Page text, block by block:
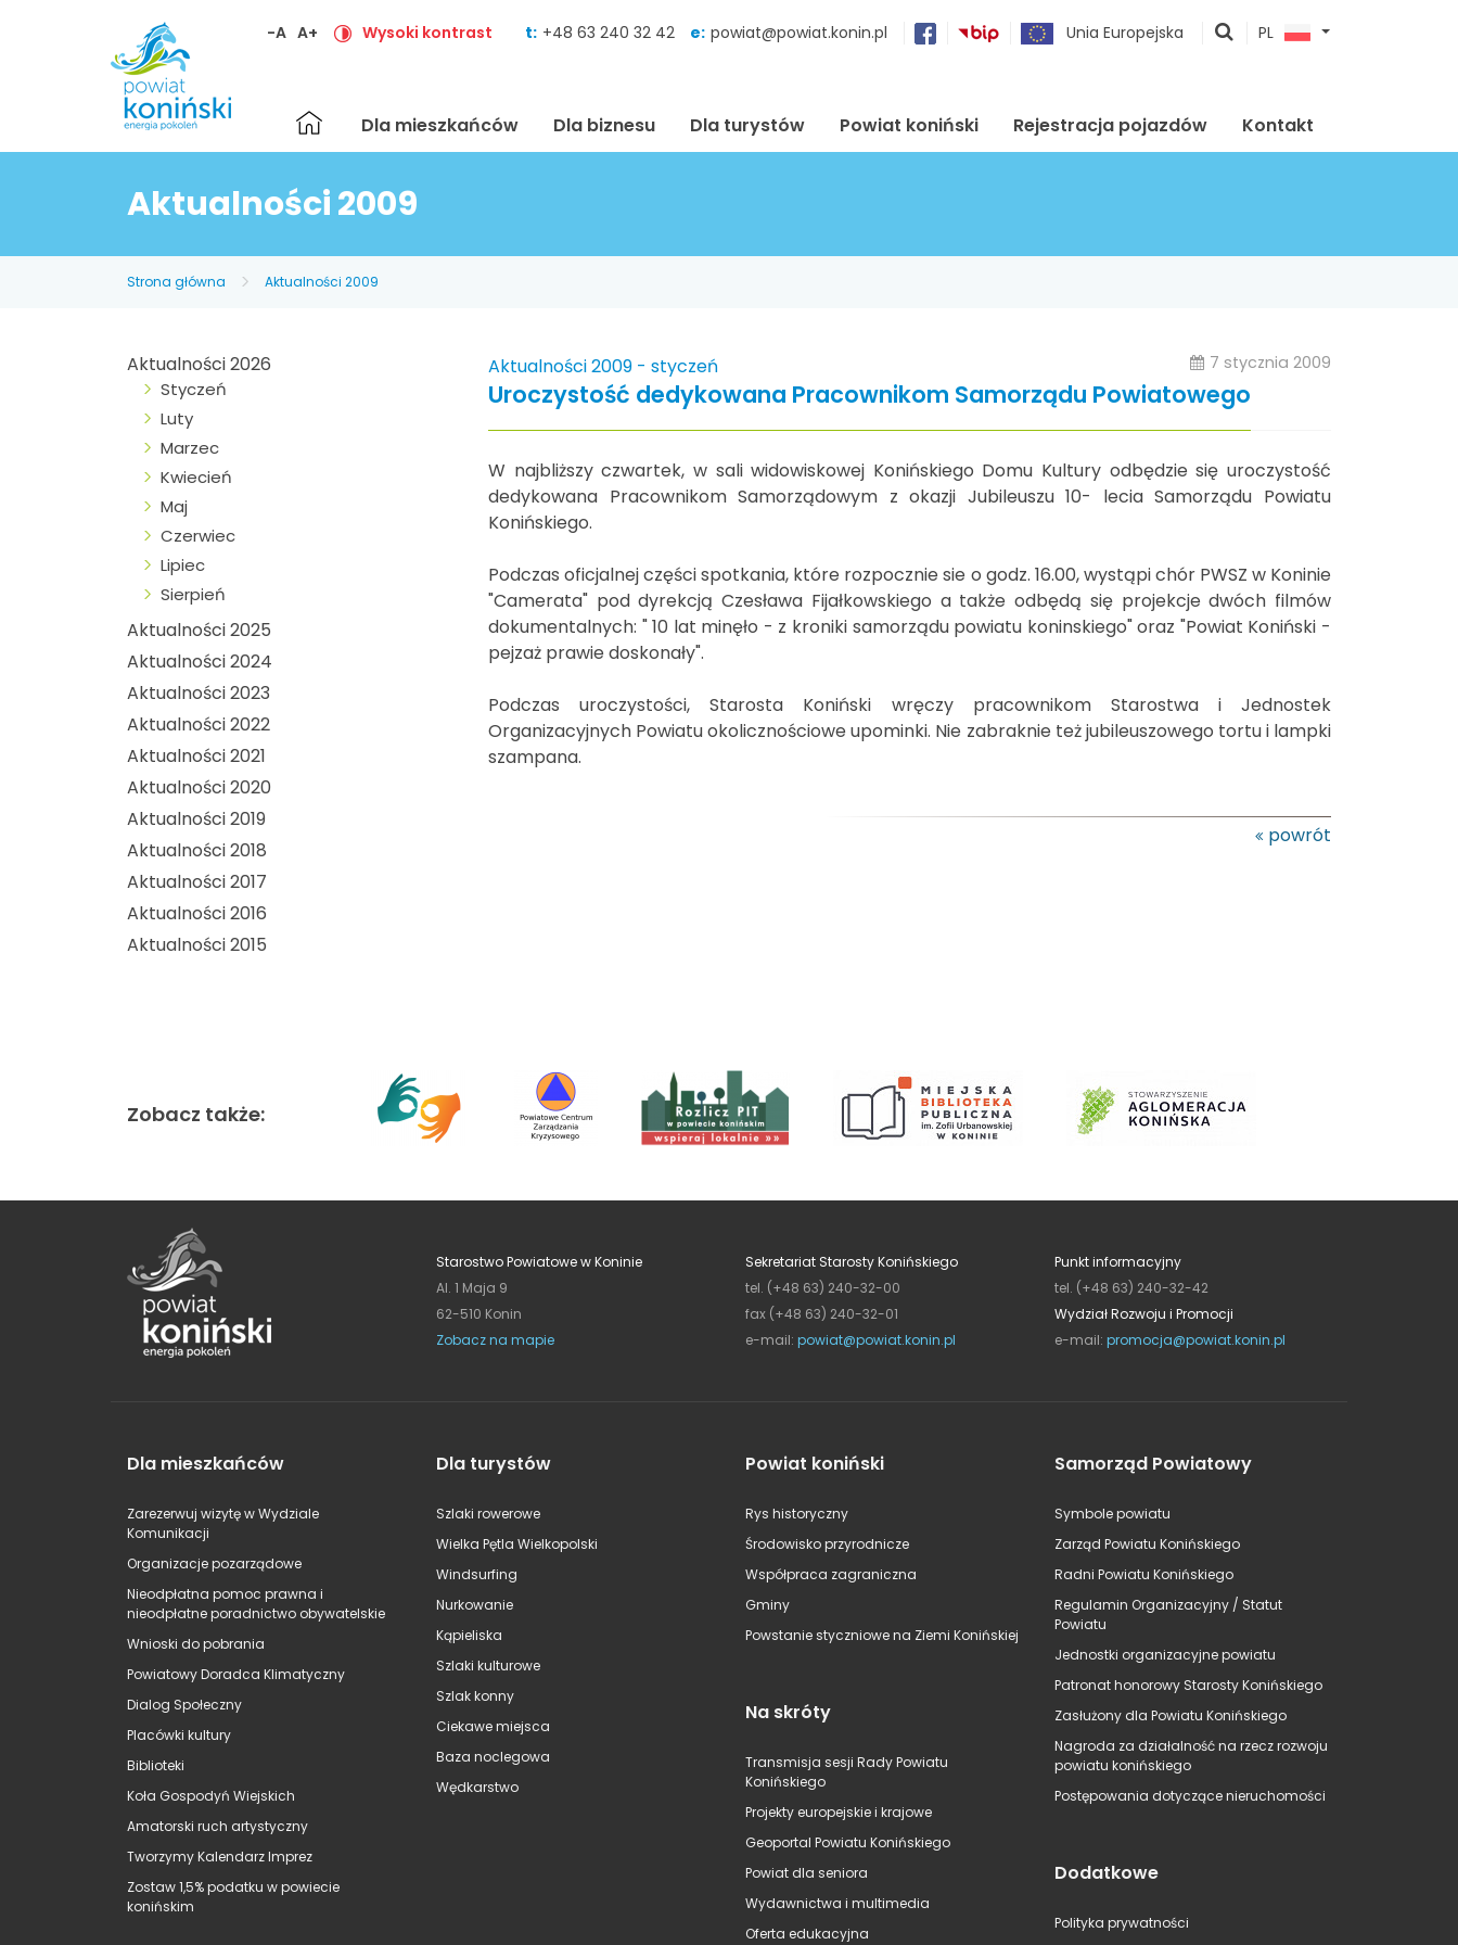
-A A+ Wysoki kontrast t: +48 63 240 32 42 e: powiat@powiat.konin.pl Unia Europejska
pokaż
PL
Strona
główna
Dla mieszkańców Dla biznesu Dla turystów Powiat koniński Rejestracja pojazdów Kontakt
Aktualności 2009
Strona główna Aktualności 2009
Aktualności 2026
Styczeń
Luty
Marzec
Kwiecień
Maj
Czerwiec
Lipiec
Sierpień
Aktualności 2025
Aktualności 2024
Aktualności 2023
Aktualności 2022
Aktualności 2021
Aktualności 2020
Aktualności 2019
Aktualności 2018
Aktualności 2017
Aktualności 2016
Aktualności 2015
Aktualności 2009 - styczeń 7 stycznia 2009
Uroczystość dedykowana Pracownikom Samorządu Powiatowego
W najbliższy czwartek, w sali widowiskowej Konińskiego Domu Kultury odbędzie się uroczystość
dedykowana Pracownikom Samorządowym z okazji Jubileuszu 10- lecia Samorządu Powiatu
Konińskiego.
Podczas oficjalnej części spotkania, które rozpocznie sie o godz. 16.00, wystąpi chór PWSZ w Koninie
"Camerata" pod dyrekcją Czesława Fijałkowskiego a także odbędą się projekcje dwóch filmów
dokumentalnych: " 10 lat minęło - z kroniki samorządu powiatu koninskiego" oraz "Powiat Koniński -
pejzaż prawie doskonały".
Podczas uroczystości, Starosta Koniński wręczy pracownikom Starostwa i Jednostek
Organizacyjnych Powiatu okolicznościowe upominki. Nie zabraknie też jubileuszowego tortu i lampki
szampana.
powrót
Zobacz także:
Starostwo Powiatowe w Koninie
Al. 1 Maja 9
62-510 Konin
Zobacz na mapie
Sekretariat Starosty Konińskiego
tel. (+48 63) 240-32-00
fax (+48 63) 240-32-01
e-mail: powiat@powiat.konin.pl
Punkt informacyjny
tel. (+48 63) 240-32-42
Wydział Rozwoju i Promocji
e-mail: promocja@powiat.konin.pl
Dla mieszkańców
Zarezerwuj wizytę w Wydziale
Komunikacji
Organizacje pozarządowe
Nieodpłatna pomoc prawna i
nieodpłatne poradnictwo obywatelskie
Wnioski do pobrania
Powiatowy Doradca Klimatyczny
Dialog Społeczny
Placówki kultury
Biblioteki
Koła Gospodyń Wiejskich
Amatorski ruch artystyczny
Tworzymy Kalendarz Imprez
Zostaw 1,5% podatku w powiecie
konińskim
Dla turystów
Szlaki rowerowe
Wielka Pętla Wielkopolski
Windsurfing
Nurkowanie
Kąpieliska
Szlaki kulturowe
Szlak konny
Ciekawe miejsca
Baza noclegowa
Wędkarstwo
Powiat koniński
Rys historyczny
Środowisko przyrodnicze
Współpraca zagraniczna
Gminy
Powstanie styczniowe na Ziemi Konińskiej
Na skróty
Transmisja sesji Rady Powiatu
Konińskiego
Projekty europejskie i krajowe
Geoportal Powiatu Konińskiego
Powiat dla seniora
Wydawnictwa i multimedia
Oferta edukacyjna
Samorząd Powiatowy
Symbole powiatu
Zarząd Powiatu Konińskiego
Radni Powiatu Konińskiego
Regulamin Organizacyjny / Statut
Powiatu
Jednostki organizacyjne powiatu
Patronat honorowy Starosty Konińskiego
Zasłużony dla Powiatu Konińskiego
Nagroda za działalność na rzecz rozwoju
powiatu konińskiego
Postępowania dotyczące nieruchomości
Dodatkowe
Polityka prywatności